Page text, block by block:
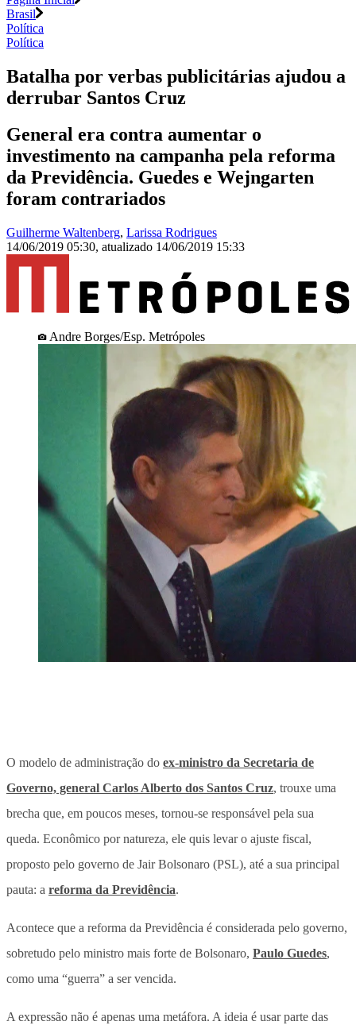
Brasil
Política
Política
Batalha por verbas publicitárias ajudou a
derrubar Santos Cruz
General era contra aumentar o
investimento na campanha pela reforma
da Previdência. Guedes e Wejngarten
foram contrariados
Guilherme Waltenberg, Larissa Rodrigues
14/06/2019 05:30, atualizado 14/06/2019 15:33
Andre Borges/Esp. Metrópoles
O modelo de administração do ex-ministro da Secretaria de
Governo, general Carlos Alberto dos Santos Cruz, trouxe uma
brecha que, em poucos meses, tornou-se responsável pela sua
queda. Econômico por natureza, ele quis levar o ajuste fiscal,
proposto pelo governo de Jair Bolsonaro (PSL), até a sua principal
pauta: a reforma da Previdência.
Acontece que a reforma da Previdência é considerada pelo governo,
sobretudo pelo ministro mais forte de Bolsonaro, Paulo Guedes,
como uma “guerra” a ser vencida.
A expressão não é apenas uma metáfora. A ideia é usar parte das